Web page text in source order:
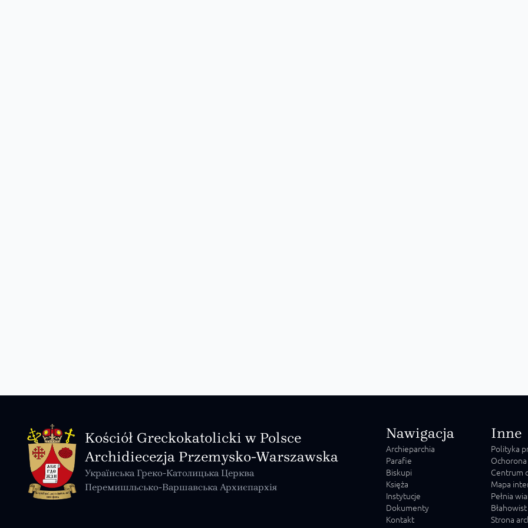
Kościół Greckokatolicki w Polsce
Archidiecezja Przemysko-Warszawska
Українська Греко-Католицька Церква
Перемишльсько-Варшавська Архиєпархія
Nawigacja
Archieparchia
Parafie
Biskupi
Księża
Instytucje
Dokumenty
Kontakt
Inne
Polityka
Centrum
Mapa
Pełnia
Błahowist
Strona